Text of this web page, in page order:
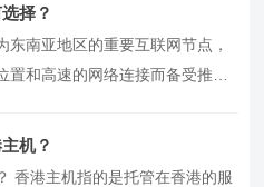
择？
东南亚地区的重要互联网节点，
置和高速的网络连接而备受推
机？
香港主机指的是托管在香港的服